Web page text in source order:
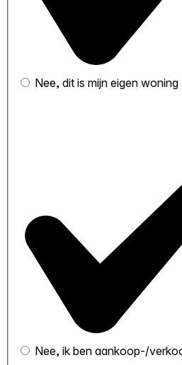
Nee, dit is mijn eigen woning
Nee, ik ben aankoop-/